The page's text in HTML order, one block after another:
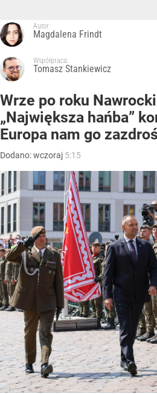
Autor:
Magdalena Frindt
Współpraca:
Tomasz Stankiewicz
Wrze po roku
„Największa hańba”
Europa nam go
Dodano:wczoraj 5:15